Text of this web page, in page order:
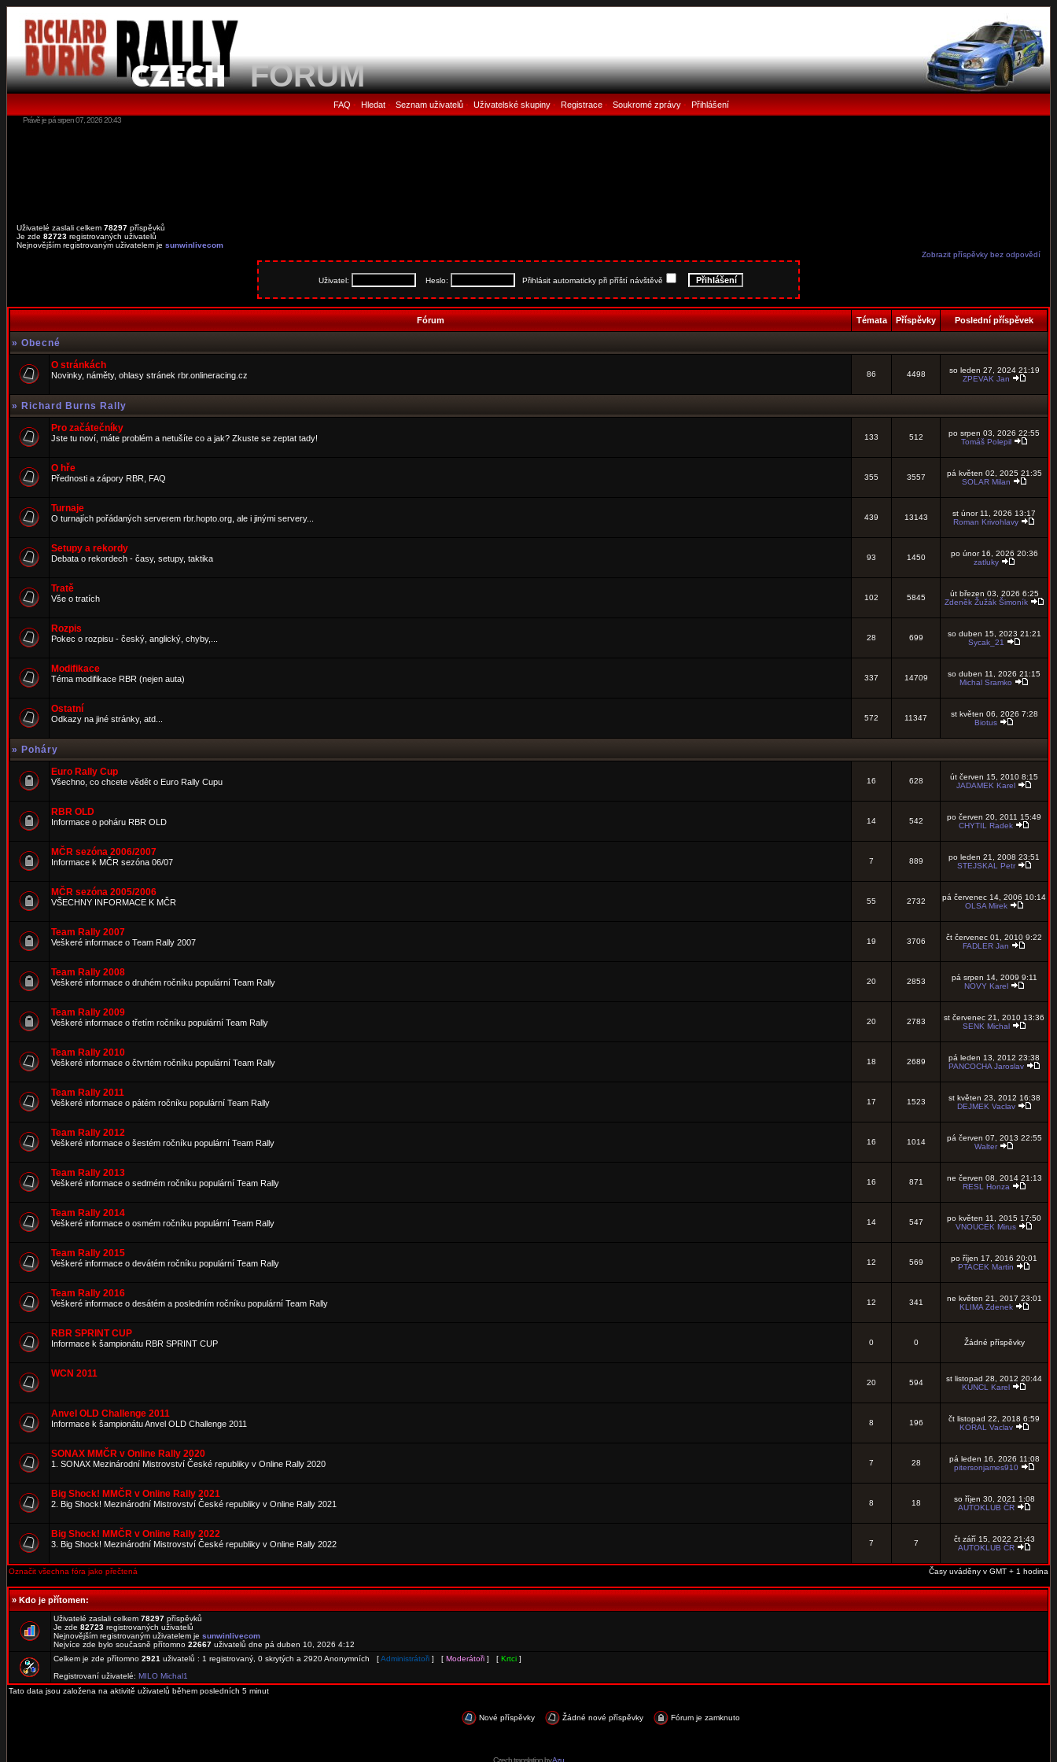
FORUM
FAQ • Hledat• Seznam uživatelů• Uživatelské skupiny• Registrace• Soukromé zprávy• Přihlášení
Právě je pá srpen 07, 2026 20:43
Uživatelé zaslali celkem 78297 příspěvků
Je zde 82723 registrovaných uživatelů
Nejnovějším registrovaným uživatelem je sunwinlivecom
Zobrazit příspěvky bez odpovědí
Uživatel: Heslo: Přihlásit automaticky při příští návštěvě
Fórum Témata Příspěvky Poslední příspěvek
» Obecné
O stránkách
Novinky, náměty, ohlasy stránek rbr.onlineracing.cz 86 4498
so leden 27, 2024 21:19
ZPEVAK Jan
» Richard Burns Rally
Pro začátečníky
Jste tu noví, máte problém a netušíte co a jak? Zkuste se zeptat tady! 133 512
po srpen 03, 2026 22:55
Tomáš Polepil
O hře
Přednosti a zápory RBR, FAQ 355 3557
pá květen 02, 2025 21:35
SOLAR Milan
Turnaje
O turnajích pořádaných serverem rbr.hopto.org, ale i jinými servery... 439 13143
st únor 11, 2026 13:17
Roman Krivohlavy
Setupy a rekordy
Debata o rekordech - časy, setupy, taktika 93 1450
po únor 16, 2026 20:36
zatluky
Tratě
Vše o tratích 102 5845
út březen 03, 2026 6:25
Zdeněk Žužák Šimoník
Rozpis
Pokec o rozpisu - český, anglický, chyby,... 28 699
so duben 15, 2023 21:21
Sycak_21
Modifikace
Téma modifikace RBR (nejen auta) 337 14709
so duben 11, 2026 21:15
Michal Sramko
Ostatní
Odkazy na jiné stránky, atd... 572 11347
st květen 06, 2026 7:28
Biotus
» Poháry
Euro Rally Cup
Všechno, co chcete vědět o Euro Rally Cupu 16 628
út červen 15, 2010 8:15
JADAMEK Karel
RBR OLD
Informace o poháru RBR OLD 14 542
po červen 20, 2011 15:49
CHYTIL Radek
MČR sezóna 2006/2007
Informace k MČR sezóna 06/07 7 889
po leden 21, 2008 23:51
STEJSKAL Petr
MČR sezóna 2005/2006
VŠECHNY INFORMACE K MČR 55 2732
pá červenec 14, 2006 10:14
OLSA Mirek
Team Rally 2007
Veškeré informace o Team Rally 2007 19 3706
čt červenec 01, 2010 9:22
FADLER Jan
Team Rally 2008
Veškeré informace o druhém ročníku populární Team Rally 20 2853
pá srpen 14, 2009 9:11
NOVY Karel
Team Rally 2009
Veškeré informace o třetím ročníku populární Team Rally 20 2783
st červenec 21, 2010 13:36
SENK Michal
Team Rally 2010
Veškeré informace o čtvrtém ročníku populární Team Rally 18 2689
pá leden 13, 2012 23:38
PANCOCHA Jaroslav
Team Rally 2011
Veškeré informace o pátém ročníku populární Team Rally 17 1523
st květen 23, 2012 16:38
DEJMEK Vaclav
Team Rally 2012
Veškeré informace o šestém ročníku populární Team Rally 16 1014
pá červen 07, 2013 22:55
Walter
Team Rally 2013
Veškeré informace o sedmém ročníku populární Team Rally 16 871
ne červen 08, 2014 21:13
RESL Honza
Team Rally 2014
Veškeré informace o osmém ročníku populární Team Rally 14 547
po květen 11, 2015 17:50
VNOUCEK Mirus
Team Rally 2015
Veškeré informace o devátém ročníku populární Team Rally 12 569
po říjen 17, 2016 20:01
PTACEK Martin
Team Rally 2016
Veškeré informace o desátém a posledním ročníku populární Team Rally 12 341
ne květen 21, 2017 23:01
KLIMA Zdenek
RBR SPRINT CUP
Informace k šampionátu RBR SPRINT CUP 0 0 Žádné příspěvky
WCN 2011
20 594
st listopad 28, 2012 20:44
KUNCL Karel
Anvel OLD Challenge 2011
Informace k šampionátu Anvel OLD Challenge 2011 8 196
čt listopad 22, 2018 6:59
KORAL Vaclav
SONAX MMČR v Online Rally 2020
1. SONAX Mezinárodní Mistrovství České republiky v Online Rally 2020 7 28
pá leden 16, 2026 11:08
pitersonjames910
Big Shock! MMČR v Online Rally 2021
2. Big Shock! Mezinárodní Mistrovství České republiky v Online Rally 2021 8 18
so říjen 30, 2021 1:08
AUTOKLUB ČR
Big Shock! MMČR v Online Rally 2022
3. Big Shock! Mezinárodní Mistrovství České republiky v Online Rally 2022 7 7
čt září 15, 2022 21:43
AUTOKLUB ČR
Označit všechna fóra jako přečtená Časy uváděny v GMT + 1 hodina
»Kdo je přítomen:
Uživatelé zaslali celkem 78297 příspěvků
Je zde 82723 registrovaných uživatelů
Nejnovějším registrovaným uživatelem je sunwinlivecom
Nejvíce zde bylo současně přítomno 22667 uživatelů dne pá duben 10, 2026 4:12
Celkem je zde přítomno 2921 uživatelů : 1 registrovaný, 0 skrytých a 2920 Anonymních [Administrátoři ] [ Moderátoři ] [ Krtci ]
Registrovaní uživatelé: MILO Michal1
Tato data jsou založena na aktivitě uživatelů během posledních 5 minut
Nové příspěvky Žádné nové příspěvky Fórum je zamknuto
Czech translation byAzu